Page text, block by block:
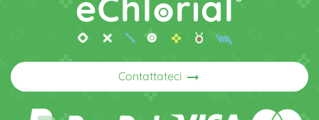
Contattateci arrow_right_alt